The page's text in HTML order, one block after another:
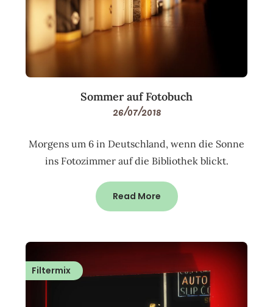
Sommer auf Fotobuch
26/07/2018
Morgens um 6 in Deutschland, wenn die Sonne
ins Fotozimmer auf die Bibliothek blickt.
Read More
Filtermix